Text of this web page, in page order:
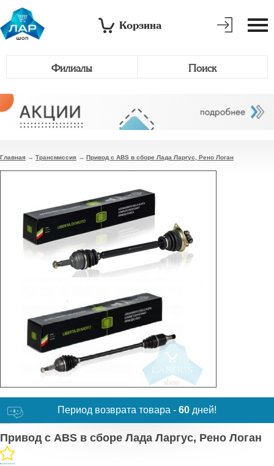
Корзина
Филиалы Поиск
Главная → Трансмиссия → Привод с ABS в сборе Лада Ларгус, Рено Логан
Период возврата товара - 60 дней!
Привод с ABS в сборе Лада Ларгус, Рено Логан